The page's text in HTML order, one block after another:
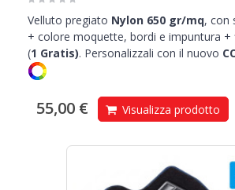
Velluto pregiato Nylon 650 gr/mq, con
+ colore moquette, bordi e impuntura +
(1 Gratis). Personalizzali con il nuovo
55,00 € Visualizza prodotto